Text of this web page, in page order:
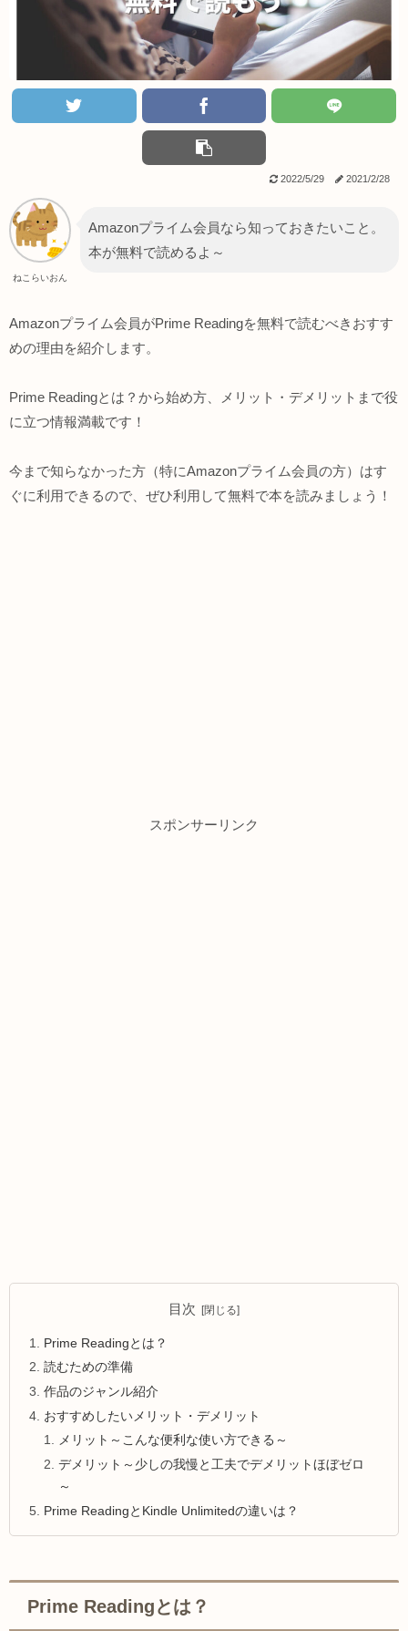
2022/5/29 2021/2/28
ねこらいおん
Amazonプライム会員なら知っておきたいこと。
本が無料で読めるよ～
Amazonプライム会員がPrime Readingを無料で読むべきおすす
めの理由を紹介します。
Prime Readingとは？から始め方、メリット・デメリットまで役
に立つ情報満載です！
今まで知らなかった方（特にAmazonプライム会員の方）はす
ぐに利用できるので、ぜひ利用して無料で本を読みましょう！
スポンサーリンク
目次
Prime Readingとは？
読むための準備
作品のジャンル紹介
おすすめしたいメリット・デメリット
メリット～こんな便利な使い方できる～
デメリット～少しの我慢と工夫でデメリットほぼゼロ
～
Prime ReadingとKindle Unlimitedの違いは？
Prime Readingとは？